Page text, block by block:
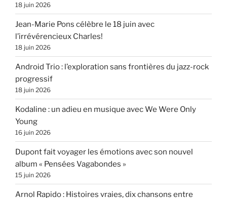
18 juin 2026
Jean-Marie Pons célèbre le 18 juin avec
l’irrévérencieux Charles!
18 juin 2026
Android Trio : l’exploration sans frontières du jazz-rock
progressif
18 juin 2026
Kodaline : un adieu en musique avec We Were Only
Young
16 juin 2026
Dupont fait voyager les émotions avec son nouvel
album « Pensées Vagabondes »
15 juin 2026
Arnol Rapido : Histoires vraies, dix chansons entre